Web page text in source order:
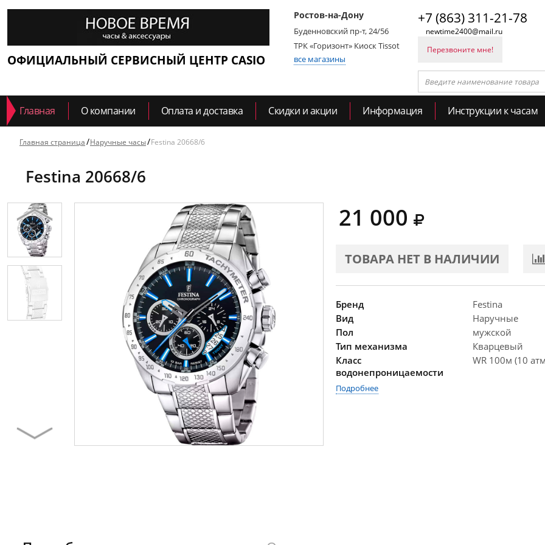
ОФИЦИАЛЬНЫЙ СЕРВИСНЫЙ ЦЕНТР CASIO
Ростов-на-Дону
Буденновский пр-т, 24/56
ТРК «Горизонт» Киоск Tissot
все магазины
+7 (863) 311-21-78
newtime2400@mail.ru
Перезвоните мне!
Главная О компании Оплата и доставка Скидки и акции Информация Инструкции к часам
Главная страница Наручные часы Festina 20668/6
Festina 20668/6
21 000
ТОВАРА НЕТ В НАЛИЧИИ
Бренд
Festina
Вид
Наручные
Пол
мужской
Тип механизма
Кварцевый
Класс
водонепроницаемости
WR 100м (10
Подробнее